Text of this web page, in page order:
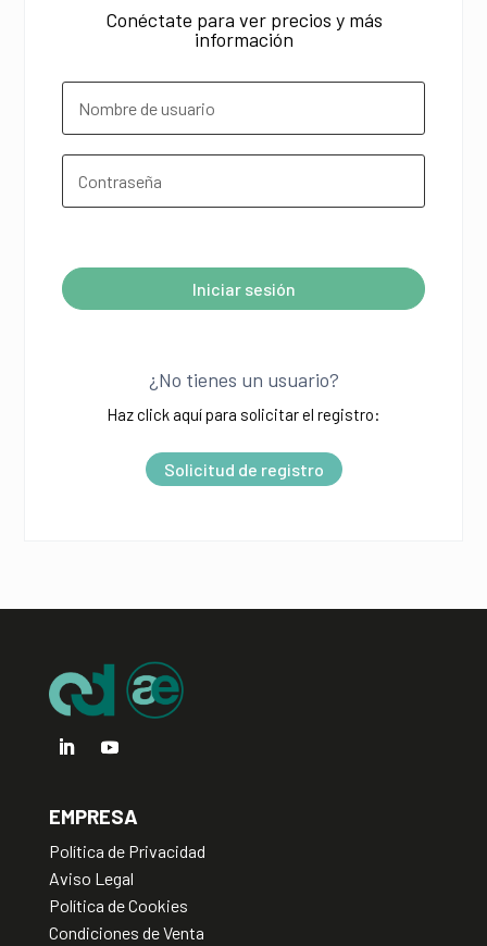
Conéctate para ver precios y más
información
Iniciar sesión
:
¿No tienes un usuario?
Haz click aquí para solicitar el registro:
Solicitud de registro
EMPRESA
Política de Privacidad
Aviso Legal
Política de Cookies
Condiciones de Venta